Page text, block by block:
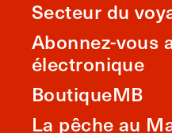
Secteur du
Abonnez-vous
électronique
BoutiqueMB
La pêche au